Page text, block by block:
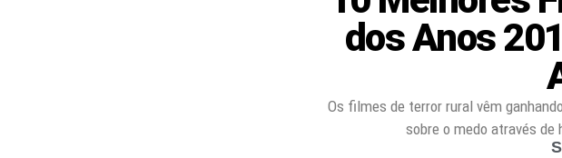
dos Anos
Os filmes de terror rural vêm
sobre o medo através de